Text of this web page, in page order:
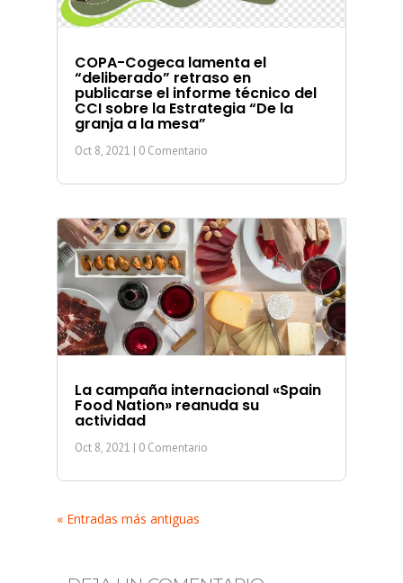
COPA-Cogeca lamenta el
“deliberado” retraso en
publicarse el informe técnico del
CCI sobre la Estrategia “De la
granja a la mesa”
Oct 8, 2021 | 0 Comentario
La campaña internacional «Spain
Food Nation» reanuda su
actividad
Oct 8, 2021 | 0 Comentario
« Entradas más antiguas